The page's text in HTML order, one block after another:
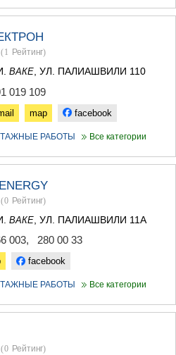
(1 Рейтинг)
ВАКЕ , УЛ. ПАЛИАШВИЛИ 110
019 109
map facebook
РАБОТЫ Все категории
(0 Рейтинг)
ВАКЕ , УЛ. ПАЛИАШВИЛИ 11А
003, 280 00 33
facebook
РАБОТЫ Все категории
(0 Рейтинг)